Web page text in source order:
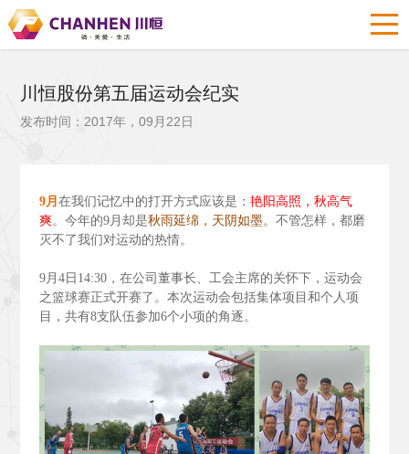
川恒股份第五届运动会纪实
发布时间：2017年，09月22日
9月 在我们记忆中的打开方式应该是： 艳阳高照，秋高气
爽。今年的9月却是秋雨延绵，天阴如墨。不管怎样，都磨
灭不了我们对运动的热情。
9月4日14:30，在公司董事长、工会主席的关怀下，运动会
之篮球赛正式开赛了。本次运动会包括集体项目和个人项
目，共有8支队伍参加6个小项的角逐。